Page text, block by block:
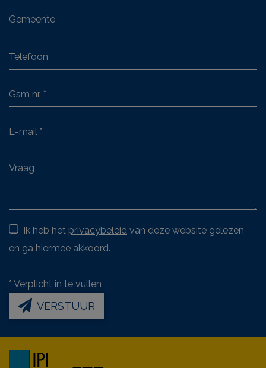
Ik heb het privacybeleid van deze website gelezen
en ga hiermee akkoord.
* Verplicht in te vullen
VERSTUUR